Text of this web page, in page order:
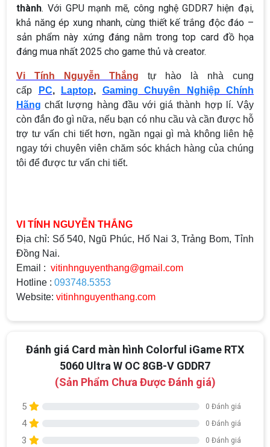
thành. Với GPU mạnh mẽ, công nghệ GDDR7 hiện đại,
khả năng ép xung nhanh, cùng thiết kế trắng độc đáo –
sản phẩm này xứng đáng nằm trong top card đồ họa
đáng mua nhất 2025 cho game thủ và creator.
Vi Tính Nguyễn Thắng tự hào là nhà cung
cấp
PC, Laptop, Gaming Chuyên Nghiệp Chính
Hãng chất lượng hàng đầu với giá thành hợp lí. Vậy
còn đắn đo gì nữa, nếu bạn có nhu cầu và cần được hỗ
trợ tư vấn chi tiết hơn, ngần ngại gì mà không liên hệ
ngay tới chuyên viên chăm sóc khách hàng của chúng
tôi để được tư vấn chi tiết.
VI TÍNH NGUYỄN THẮNG
Địa chỉ: Số 540, Ngũ Phúc, Hố Nai 3, Trảng Bom, Tỉnh
Đồng Nai.
Email : vitinhnguyenthang@gmail.com
Hotline : 093748.5353
Website: vitinhnguyenthang.com
Đánh giá Card màn hình Colorful iGame RTX
5060 Ultra W OC 8GB-V GDDR7
(Sản Phẩm Chưa Được Đánh giá)
5 0 Đánh giá
4 0 Đánh giá
3 0 Đánh giá